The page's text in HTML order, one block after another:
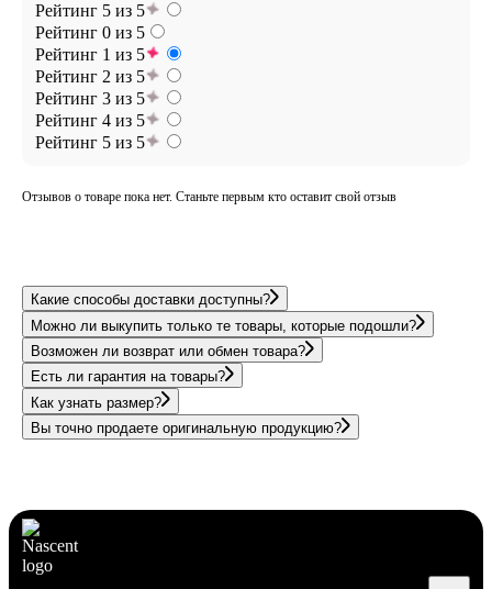
Рейтинг 5 из 5
Рейтинг 0 из 5
Рейтинг 1 из 5
Рейтинг 2 из 5
Рейтинг 3 из 5
Рейтинг 4 из 5
Рейтинг 5 из 5
Отзывов о товаре пока нет. Станьте первым кто оставит свой отзыв
Какие способы доставки доступны?
Можно ли выкупить только те товары, которые подошли?
Возможен ли возврат или обмен товара?
Есть ли гарантия на товары?
Как узнать размер?
Вы точно продаете оригинальную продукцию?